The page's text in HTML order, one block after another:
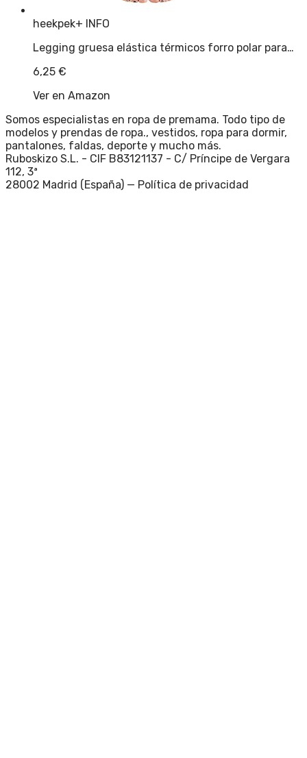
heekpek+ INFO
Legging gruesa elástica térmicos forro polar para…
6,25 €
Ver en Amazon
Somos especialistas en ropa de premama. Todo tipo de
modelos y prendas de ropa., vestidos, ropa para dormir,
pantalones, faldas, deporte y mucho más.
Ruboskizo S.L. - CIF B83121137 - C/ Príncipe de Vergara
112, 3ª
28002 Madrid (España) — Política de privacidad